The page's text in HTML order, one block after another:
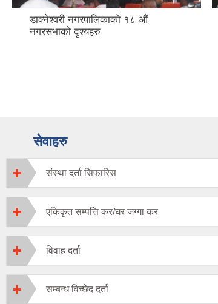
डाक्नेश्वरी नगरपालिकाको १८ औं
नगरसभाको दृश्यहरु
सेवाहरु
संस्था दर्ता सिफारिस
एकिकृत सम्पत्ति कर/घर जग्गा कर
विवाह दर्ता
सम्बन्ध विच्छेद दर्ता